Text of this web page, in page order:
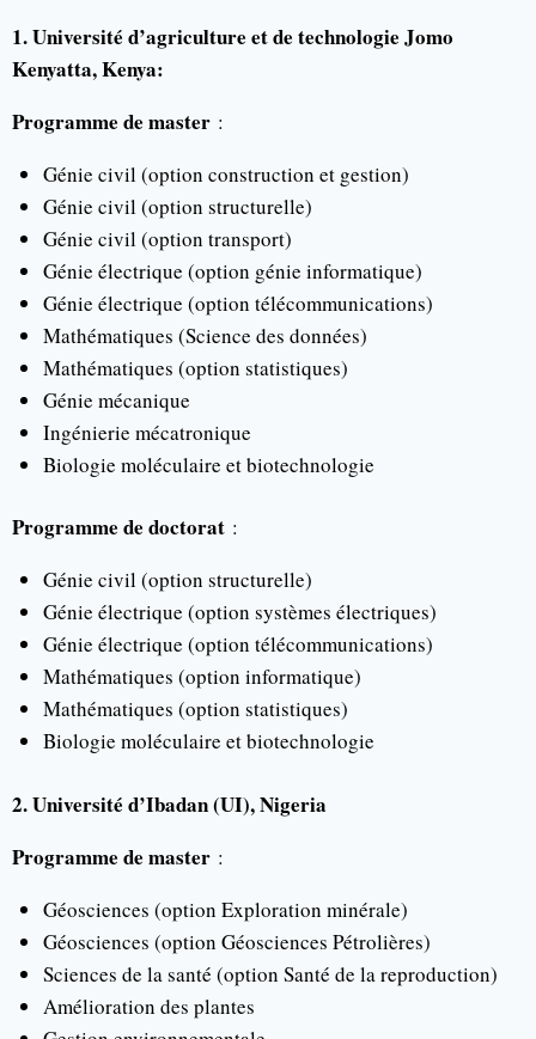
1. Université d’agriculture et de technologie Jomo
Kenyatta, Kenya:
Programme de master :
Génie civil (option construction et gestion)
Génie civil (option structurelle)
Génie civil (option transport)
Génie électrique (option génie informatique)
Génie électrique (option télécommunications)
Mathématiques (Science des données)
Mathématiques (option statistiques)
Génie mécanique
Ingénierie mécatronique
Biologie moléculaire et biotechnologie
Programme de doctorat :
Génie civil (option structurelle)
Génie électrique (option systèmes électriques)
Génie électrique (option télécommunications)
Mathématiques (option informatique)
Mathématiques (option statistiques)
Biologie moléculaire et biotechnologie
2. Université d’Ibadan (UI), Nigeria
Programme de master :
Géosciences (option Exploration minérale)
Géosciences (option Géosciences Pétrolières)
Sciences de la santé (option Santé de la reproduction)
Amélioration des plantes